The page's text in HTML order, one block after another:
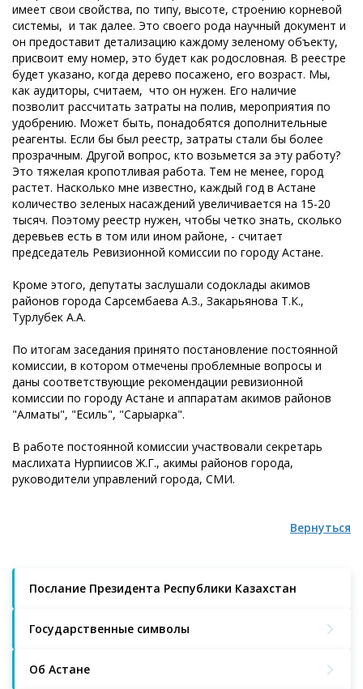
Послание Президента Республики Казахстан
Государственные символы
Об Астане
имеет свои свойства, по типу, высоте, строению корневой
системы, и так далее. Это своего рода научный документ и
он предоставит детализацию каждому зеленому объекту,
присвоит ему номер, это будет как родословная. В реестре
будет указано, когда дерево посажено, его возраст. Мы,
как аудиторы, считаем, что он нужен. Его наличие
позволит рассчитать затраты на полив, мероприятия по
удобрению. Может быть, понадобятся дополнительные
реагенты. Если бы был реестр, затраты стали бы более
прозрачным. Другой вопрос, кто возьмется за эту работу?
Это тяжелая кропотливая работа. Тем не менее, город
растет. Насколько мне известно, каждый год в Астане
количество зеленых насаждений увеличивается на 15-20
тысяч. Поэтому реестр нужен, чтобы четко знать, сколько
деревьев есть в том или ином районе, - считает
председатель Ревизионной комиссии по городу Астане.
Кроме этого, депутаты заслушали содоклады акимов
районов города Сарсембаева А.З., Закарьянова Т.К.,
Турлубек А.А.
По итогам заседания принято постановление постоянной
комиссии, в котором отмечены проблемные вопросы и
даны соответствующие рекомендации ревизионной
комиссии по городу Астане и аппаратам акимов районов
"Алматы", "Есиль", "Сарыарка".
В работе постоянной комиссии участвовали секретарь
маслихата Нурпиисов Ж.Г., акимы районов города,
руководители управлений города, СМИ.
Вернуться